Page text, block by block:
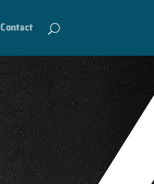
Contact